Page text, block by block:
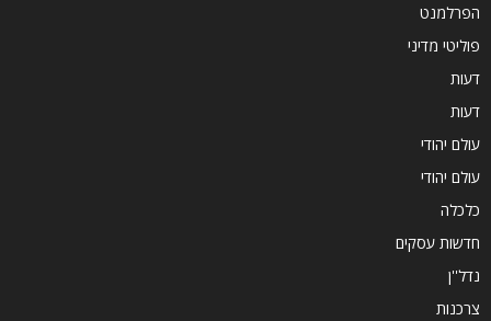
הפרלמנט
פוליטי מדיני
דעות
דעות
עולם יהודי
עולם יהודי
כלכלה
חדשות עסקים
נדל''ן
צרכנות